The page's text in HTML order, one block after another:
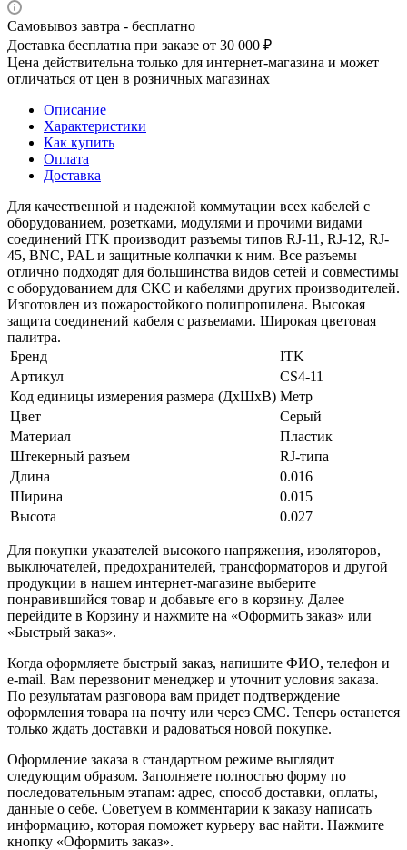
Самовывоз завтра - бесплатно
Доставка бесплатна при заказе от 30 000 ₽
Цена действительна только для интернет-магазина и может
отличаться от цен в розничных магазинах
Описание
Характеристики
Как купить
Оплата
Доставка
Для качественной и надежной коммутации всех кабелей с
оборудованием, розетками, модулями и прочими видами
соединений ITK производит разъемы типов RJ-11, RJ-12, RJ-
45, BNC, PAL и защитные колпачки к ним. Все разъемы
отлично подходят для большинства видов сетей и совместимы
с оборудованием для СКС и кабелями других производителей.
Изготовлен из пожаростойкого полипропилена. Высокая
защита соединений кабеля с разъемами. Широкая цветовая
палитра.
Бренд
ITK
Артикул
CS4-11
Код единицы измерения размера (ДхШхВ) Метр
Цвет
Серый
Материал
Пластик
Штекерный разъем
RJ-типа
Длина
0.016
Ширина
0.015
Высота
0.027
Для покупки указателей высокого напряжения, изоляторов,
выключателей, предохранителей, трансформаторов и другой
продукции в нашем интернет-магазине выберите
понравившийся товар и добавьте его в корзину. Далее
перейдите в Корзину и нажмите на «Оформить заказ» или
«Быстрый заказ».
Когда оформляете быстрый заказ, напишите ФИО, телефон и
e-mail. Вам перезвонит менеджер и уточнит условия заказа.
По результатам разговора вам придет подтверждение
оформления товара на почту или через СМС. Теперь останется
только ждать доставки и радоваться новой покупке.
Оформление заказа в стандартном режиме выглядит
следующим образом. Заполняете полностью форму по
последовательным этапам: адрес, способ доставки, оплаты,
данные о себе. Советуем в комментарии к заказу написать
информацию, которая поможет курьеру вас найти. Нажмите
кнопку «Оформить заказ».